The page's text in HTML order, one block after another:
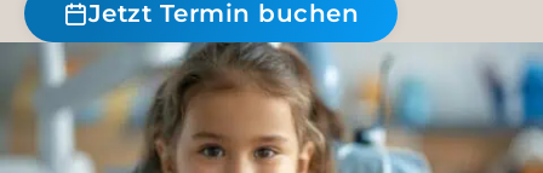
Jetzt Termin buchen